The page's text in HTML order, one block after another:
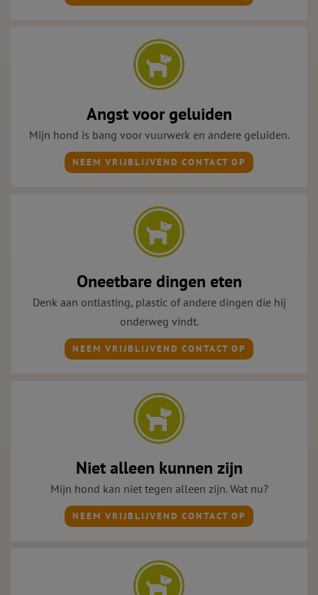
Angst voor geluiden
Mijn hond is bang voor vuurwerk en andere geluiden.
NEEM VRIJBLIJVEND CONTACT OP
Oneetbare dingen eten
Denk aan ontlasting, plastic of andere dingen die hij
onderweg vindt.
NEEM VRIJBLIJVEND CONTACT OP
Niet alleen kunnen zijn
Mijn hond kan niet tegen alleen zijn. Wat nu?
NEEM VRIJBLIJVEND CONTACT OP